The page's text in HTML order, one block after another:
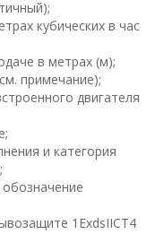
кубических в час
в метрах (м);
примечание);
двигателя
и категория
1ЕхdsIIСТ4